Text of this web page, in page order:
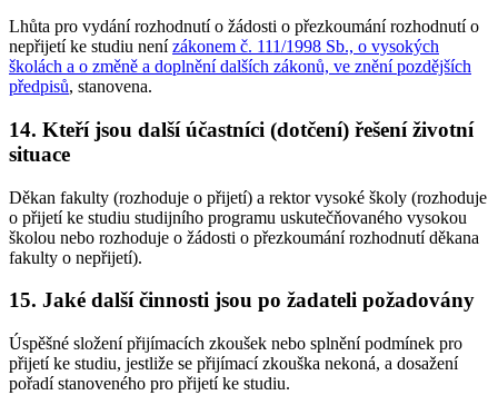
Lhůta pro vydání rozhodnutí o žádosti o přezkoumání rozhodnutí o
nepřijetí ke studiu nenízákonem č. 111/1998 Sb., o vysokých
školách a o změně a doplnění dalších zákonů, ve znění pozdějších
předpisů, stanovena.
14. Kteří jsou další účastníci (dotčení) řešení životní
situace
Děkan fakulty (rozhoduje o přijetí) a rektor vysoké školy (rozhoduje
o přijetí ke studiu studijního programu uskutečňovaného vysokou
školou nebo rozhoduje o žádosti o přezkoumání rozhodnutí děkana
fakulty o nepřijetí).
15. Jaké další činnosti jsou po žadateli požadovány
Úspěšné složení přijímacích zkoušek nebo splnění podmínek pro
přijetí ke studiu, jestliže se přijímací zkouška nekoná, a dosažení
pořadí stanoveného pro přijetí ke studiu.